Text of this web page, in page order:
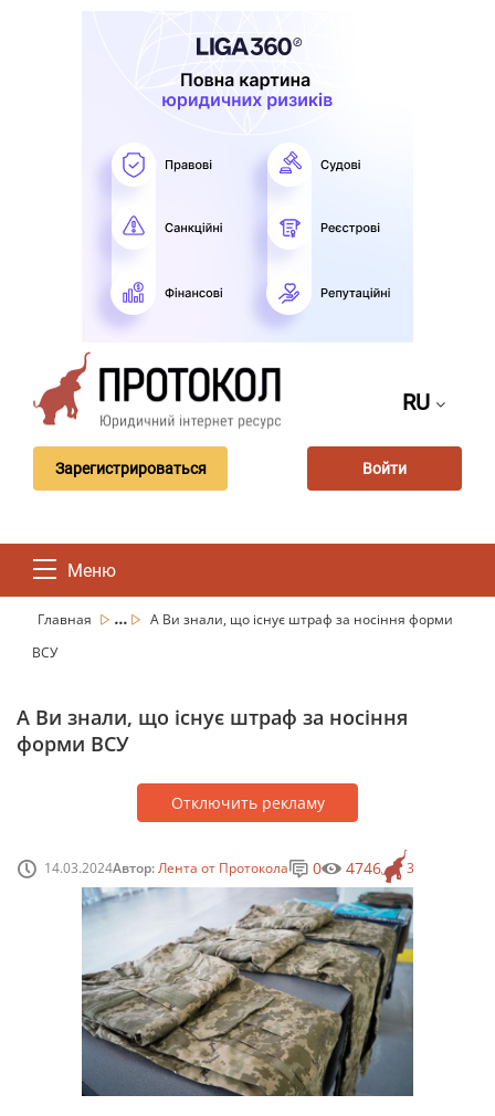
RU
Зарегистрироваться Войти
Меню
Главная ...
А Ви знали, що існує штраф за носіння форми
ВСУ
А Ви знали, що існує штраф за носіння
форми ВСУ
Отключить рекламу
14.03.2024Автор:Лента от Протокола 3
0 4746